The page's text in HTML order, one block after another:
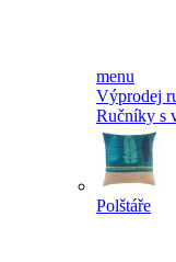
menu
Výprodej
Ručníky s
Polštáře